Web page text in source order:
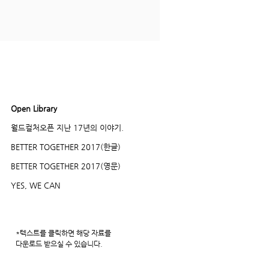
Open Library
월드컬처오픈 지난 17년의 이야기.
BETTER TOGETHER 2017(한글)
BETTER TOGETHER 2017(영문)
YES, WE CAN
더보기
*텍스트를 클릭하면 해당 자료를
다운로드 받으실 수 있습니다.